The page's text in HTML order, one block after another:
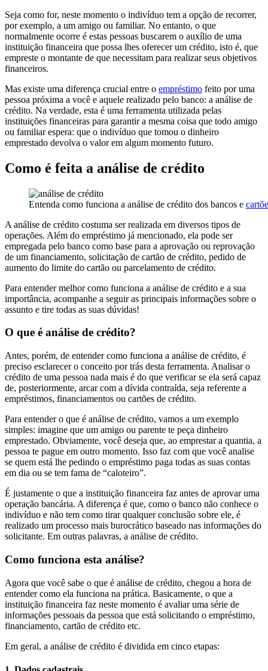
Seja como for, neste momento o indivíduo tem a opção de recorrer,
por exemplo, a um amigo ou familiar. No entanto, o que
normalmente ocorre é estas pessoas buscarem o auxílio de uma
instituição financeira que possa lhes oferecer um crédito, isto é, que
empreste o montante de que necessitam para realizar seus objetivos
financeiros.
Mas existe uma diferença crucial entre o empréstimo feito por uma
pessoa próxima a você e aquele realizado pelo banco: a análise de
crédito. Na verdade, esta é uma ferramenta utilizada pelas
instituições financeiras para garantir a mesma coisa que todo amigo
ou familiar espera: que o indivíduo que tomou o dinheiro
emprestado devolva o valor em algum momento futuro.
Como é feita a análise de crédito
Entenda como funciona a análise de crédito dos bancos e
A análise de crédito costuma ser realizada em diversos tipos de
operações. Além do empréstimo já mencionado, ela pode ser
empregada pelo banco como base para a aprovação ou reprovação
de um financiamento, solicitação de cartão de crédito, pedido de
aumento do limite do cartão ou parcelamento de crédito.
Para entender melhor como funciona a análise de crédito e a sua
importância, acompanhe a seguir as principais informações sobre o
assunto e tire todas as suas dúvidas!
O que é análise de crédito?
Antes, porém, de entender como funciona a análise de crédito, é
preciso esclarecer o conceito por trás desta ferramenta. Analisar o
crédito de uma pessoa nada mais é do que verificar se ela será capaz
de, posteriormente, arcar com a dívida contraída, seja referente a
empréstimos, financiamentos ou cartões de crédito.
Para entender o que é análise de crédito, vamos a um exemplo
simples: imagine que um amigo ou parente te peça dinheiro
emprestado. Obviamente, você deseja que, ao emprestar a quantia, a
pessoa te pague em outro momento. Isso faz com que você analise
se quem está lhe pedindo o empréstimo paga todas as suas contas
em dia ou se tem fama de “caloteiro”.
É justamente o que a instituição financeira faz antes de aprovar uma
operação bancária. A diferença é que, como o banco não conhece o
indivíduo e não tem como tirar qualquer conclusão sobre ele, é
realizado um processo mais burocrático baseado nas informações do
solicitante. Em outras palavras, a análise de crédito.
Como funciona esta análise?
Agora que você sabe o que é análise de crédito, chegou a hora de
entender como ela funciona na prática. Basicamente, o que a
instituição financeira faz neste momento é avaliar uma série de
informações pessoais da pessoa que está solicitando o empréstimo,
financiamento, cartão de crédito etc.
Em geral, a análise de crédito é dividida em cinco etapas: